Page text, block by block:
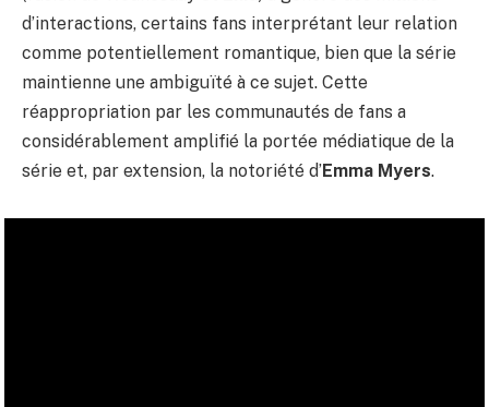
d’interactions, certains fans interprétant leur relation
comme potentiellement romantique, bien que la série
maintienne une ambiguïté à ce sujet. Cette
réappropriation par les communautés de fans a
considérablement amplifié la portée médiatique de la
série et, par extension, la notoriété d’Emma Myers.